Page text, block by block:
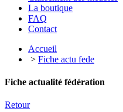
La boutique
FAQ
Contact
Accueil
> Fiche actu fede
Fiche actualité fédération
Retour